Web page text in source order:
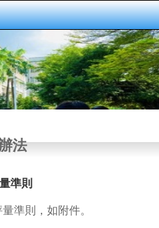
法
準則
準則，如附件。